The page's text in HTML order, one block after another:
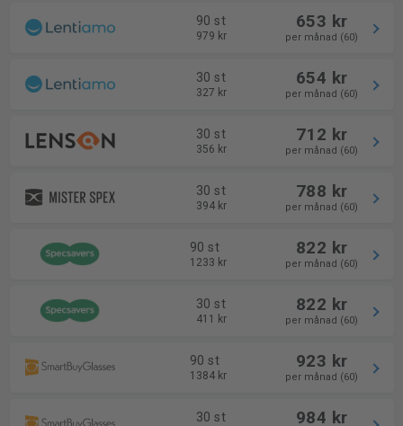
90 st
979 kr
653 kr
per månad (60)
30 st
327 kr
654 kr
per månad (60)
30 st
356 kr
712 kr
per månad (60)
30 st
394 kr
788 kr
per månad (60)
90 st
1233 kr
822 kr
per månad (60)
30 st
411 kr
822 kr
per månad (60)
90 st
1384 kr
923 kr
per månad (60)
30 st 984 kr